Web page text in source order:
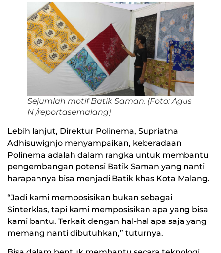
Sejumlah motif Batik Saman. (Foto: Agus
N /reportasemalang)
Lebih lanjut, Direktur Polinema, Supriatna
Adhisuwignjo menyampaikan, keberadaan
Polinema adalah dalam rangka untuk membantu
pengembangan potensi Batik Saman yang nanti
harapannya bisa menjadi Batik khas Kota Malang.
“Jadi kami memposisikan bukan sebagai
Sinterklas, tapi kami memposisikan apa yang bisa
kami bantu. Terkait dengan hal-hal apa saja yang
memang nanti dibutuhkan,” tuturnya.